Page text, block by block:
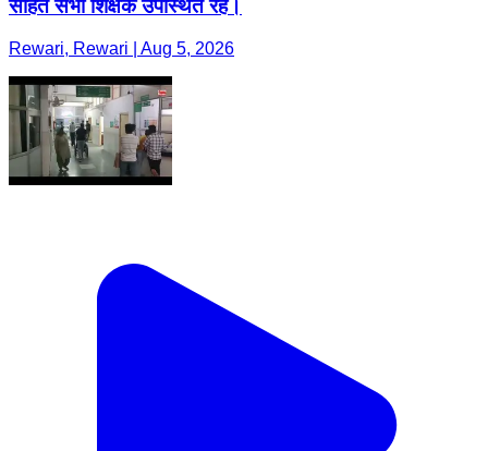
सहित सभी शिक्षक उपस्थित रहे।
Rewari, Rewari | Aug 5, 2026